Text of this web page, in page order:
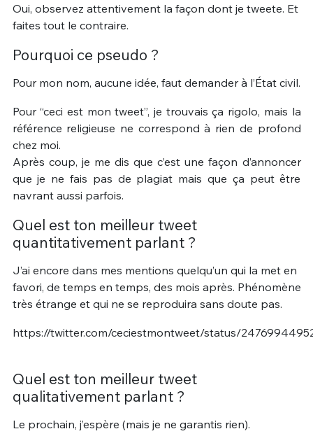
Oui, observez attentivement la façon dont je tweete. Et
faites tout le contraire.
Pourquoi ce pseudo ?
Pour mon nom, aucune idée, faut demander à l’État civil.
Pour “ceci est mon tweet”, je trouvais ça rigolo, mais la
référence religieuse ne correspond à rien de profond
chez moi.
Après coup, je me dis que c’est une façon d’annoncer
que je ne fais pas de plagiat mais que ça peut être
navrant aussi parfois.
Quel est ton meilleur tweet
quantitativement parlant ?
J’ai encore dans mes mentions quelqu’un qui la met en
favori, de temps en temps, des mois après. Phénomène
très étrange et qui ne se reproduira sans doute pas.
https://twitter.com/ceciestmontweet/status/
Quel est ton meilleur tweet
qualitativement parlant ?
Le prochain, j’espère (mais je ne garantis rien).